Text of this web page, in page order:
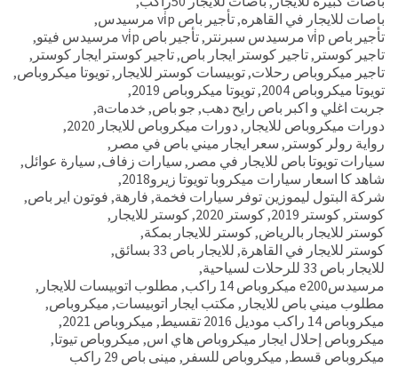
باصات للايجار في القاهره,تأجير باص vi̇p مرسيدس
,
تأجير باص vi̇p مرسيدس سبرنتر
,تأجير باص vi̇p مرسيدس فيتو
,
تاجير كوستر ,تاجير كوستر ايجار باص,تاجير كوستر ايجار كوستر ,
تاجير ميكروباص رحلات,توبيسات كوستر للايجار ,تويوتا ميكروباص,
تويوتا ميكروباص 2004
,تويوتا ميكروباص 2019
,
جربت اغلي و اكبر باص رايح دهب, جو باص, خدماتa ,
دورات ميكروباص للايجار ,دورات ميكروباص للايجار 2020
,
رواية رولر كوستر , سعر ايجار ميني باص في مصر ,
سيارات تويوتا باص للايجار في مصر , سيارات زفاف, سيارة عوائل,
شاهد كا اسعار سيارات ميكروبا تويوتا زيرو2018
,
شركة البتول ليموزين توفر سيارات فخمة, فارهة, فوتون اير باص,
كوستر ,كوستر 2019 ,كوستر 2020 ,كوستر للايجار ,
كوستر للايجار بالرياض,كوستر للايجار بمكة,
كوستر للايجار في القاهرة, للايجار باص 33 بسائق
,
للايجار باص 33 للرحلات لسياحية
,
مرسيدسe200 ميكروباص 14 راكب
, مطلوب اتوبيسات للايجار ,
مطلوب ميني باص للايجار , مكتب ايجار اتوبيسات, ميكروباص,
ميكروباص 14 راكب موديل 2016 تقسيط
, ميكروباص 2021
,
ميكروباص إحلال ايجار ميكروباص هاي اس, ميكروباص تيوتا,
ميكروباص قسط, ميكروباص للسفر , مينى باص 29 راكب